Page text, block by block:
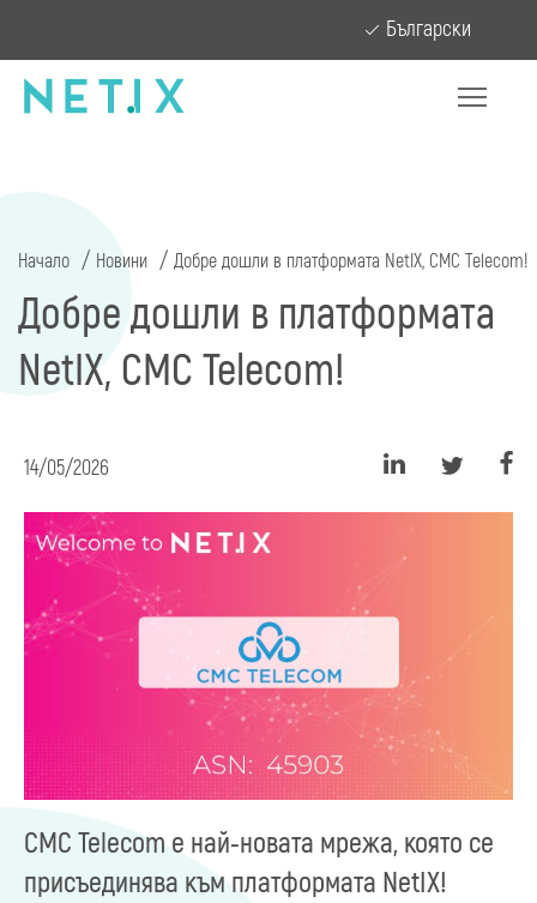
Български
Начало Новини Добре дошли в платформата NetIX, CMC Telecom!
Добре дошли в платформата
NetIX, CMC Telecom!
14/05/2026
CMC Telecom е най-новата мрежа, която се
присъединява към платформата NetIX!